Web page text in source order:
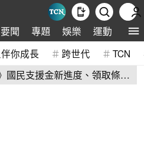
要聞 專題 娛樂 運動 全球
你成長 跨世代 TCN
國民支援金新進度、領取條